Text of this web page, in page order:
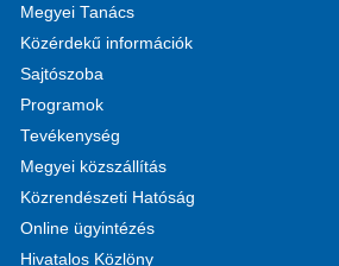
Megyei Tanács
Közérdekű információk
Sajtószoba
Programok
Tevékenység
Megyei közszállítás
Közrendészeti Hatóság
Online ügyintézés
Hivatalos Közlöny